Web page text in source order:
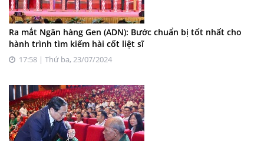
Ra mắt Ngân hàng Gen (ADN): Bước chuẩn bị tốt nhất cho
hành trình tìm kiếm hài cốt liệt sĩ
17:58 | Thứ ba, 23/07/2024